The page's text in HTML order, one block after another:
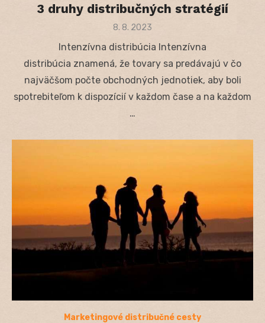
3 druhy distribučných stratégií
Posted
8. 8. 2023
Intenzívna distribúcia Intenzívna
distribúcia znamená, že tovary sa predávajú v čo
najväčšom počte obchodných jednotiek, aby boli
spotrebiteľom k dispozícií v každom čase a na každom
…
Marketingové distribučné cesty